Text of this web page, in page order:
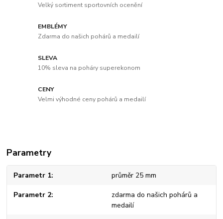
Velký sortiment sportovních ocenění
EMBLÉMY
Zdarma do našich pohárů a medailí
SLEVA
10% sleva na poháry superekonom
CENY
Velmi výhodné ceny pohárů a medailí
Parametry
Parametr 1 průměr 25 mm
Parametr 2
zdarma do našich pohárů a
medailí